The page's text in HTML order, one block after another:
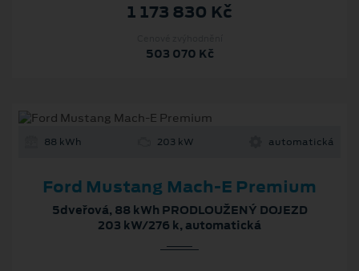
1 173 830 Kč
503 070 Kč
88 kWh 203 kW automatická
Ford Mustang Mach‑E Premium
5dveřová, 88 kWh PRODLOUŽENÝ DOJEZD
203 kW/276 k, automatická